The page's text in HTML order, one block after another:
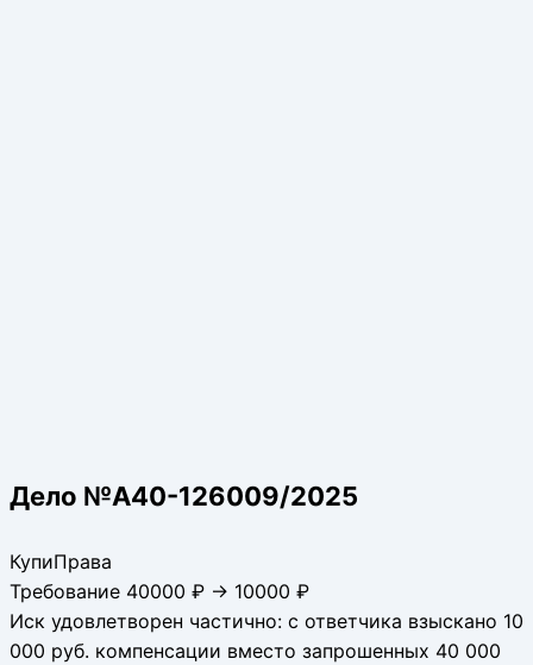
Дело №А40-126009/2025
КупиПрава
Требование 40000 ₽ → 10000 ₽
Иск удовлетворен частично: с ответчика взыскано 10
000 руб. компенсации вместо запрошенных 40 000